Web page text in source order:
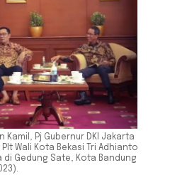
Kamil, Pj Gubernur DKI Jakarta
Wali Kota Bekasi Tri Adhianto
Gedung Sate, Kota Bandung